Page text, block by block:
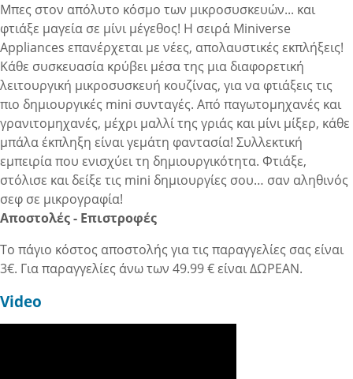
Μπες στον απόλυτο κόσμο των μικροσυσκευών... και
φτιάξε μαγεία σε μίνι μέγεθος! Η σειρά Miniverse
Appliances επανέρχεται με νέες, απολαυστικές εκπλήξεις!
Κάθε συσκευασία κρύβει μέσα της μια διαφορετική
λειτουργική μικροσυσκευή κουζίνας, για να φτιάξεις τις
πιο δημιουργικές mini συνταγές. Από παγωτομηχανές και
γρανιτομηχανές, μέχρι μαλλί της γριάς και μίνι μίξερ, κάθε
μπάλα έκπληξη είναι γεμάτη φαντασία! Συλλεκτική
εμπειρία που ενισχύει τη δημιουργικότητα. Φτιάξε,
στόλισε και δείξε τις mini δημιουργίες σου… σαν αληθινός
σεφ σε μικρογραφία!
Αποστολές - Επιστροφές
Το πάγιο κόστος αποστολής για τις παραγγελίες σας είναι
3€. Για παραγγελίες άνω των 49.99 € είναι ΔΩΡΕΑΝ.
Video